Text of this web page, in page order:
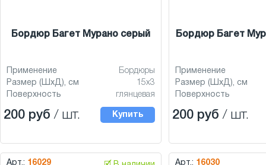
Бордюр Багет Мурано серый
Применение
Бордюры
Размер (ШхД), см
15x3
Поверхность
глянцевая
200 руб / шт. Купить
Бордюр Багет
Применение
Размер (ШхД), см
Поверхность
200 руб / шт.
Арт.: 16029 Арт.: 16030